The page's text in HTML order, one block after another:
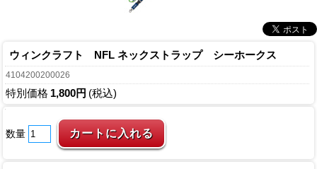
ウィンクラフト NFL ネックストラップ シーホークス
4104200200026
特別価格 1,800円 (税込)
数量